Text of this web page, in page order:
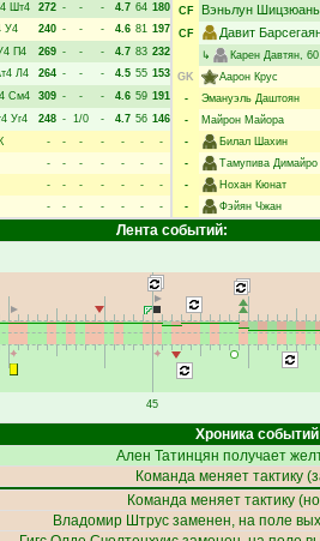
Шт4 272 - - - 4.7 64 180
У4 240 - - - 4.6 81 197
П4 269 - - - 4.7 83 232
Л4 264 - - - 4.5 55 153
См4 309 - - - 4.6 59 191
Уг4 248 - 1/0 - 4.7 56 146
К - - - - - -
-
- - - - - -
-
- - - - - -
-
- - - - - - -
CF
Вэньлун Шицзюань
CF
Давит
↳
Карен Давтян, 60
GK
Аарон Крус
-
Эмануэль Даштоян
-
Майрон Майора
-
Билал Шахин
-
Тамупива Димайро
-
Нохан Кюнат
-
Фэйян Чжан
Лента событий:
45
Хроника
Ален Татинцян получает
Команда меняет тактику
Команда меняет тактику
Владомир Штрус заменен, на поле